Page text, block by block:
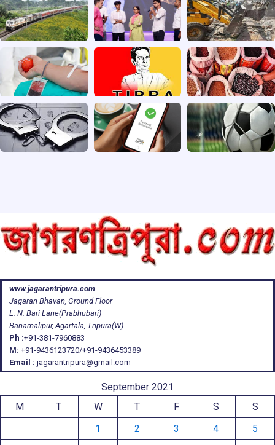
www.jagarantripura.com
Jagaran Bhavan, Ground Floor
L. N. Bari Lane(Prabhubari)
Banamalipur, Agartala, Tripura(W)
Ph :+91-381-7960883
M: +91-9436123720/+91-9436453389
Email : jagarantripura@gmail.com
September 2021
M
T W T F S
S
1
2 3 4 5